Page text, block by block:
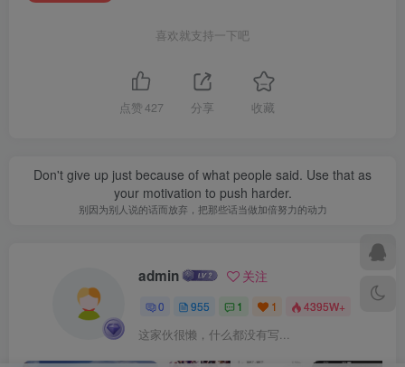
喜欢就支持一下吧
点赞 427 分享 收藏
Don't give up just because of what people said. Use that as
your motivation to push harder.
别因为别人说的话而放弃，把那些话当做加倍努力的动力
admin 关注
0 955 1 1 4395W+
这家伙很懒，什么都没有写...